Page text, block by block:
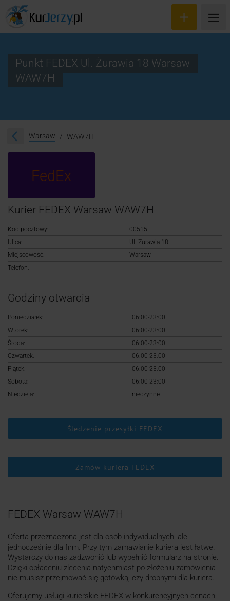
Śledzenie przesyłki
Logowanie
Punkt FEDEX Ul. Żurawia 18 Warsaw
WAW7H
Warsaw WAW7H
FedEx
Kurier FEDEX Warsaw WAW7H
Kod pocztowy:
00515
Ulica:
Ul. Żurawia 18
Miejscowość:
Warsaw
Telefon:
Godziny otwarcia
Poniedziałek:
06:00-23:00
Wtorek:
06:00-23:00
Środa:
06:00-23:00
Czwartek:
06:00-23:00
Piątek:
06:00-23:00
Sobota:
06:00-23:00
Niedziela:
nieczynne
Śledzenie przesyłki FEDEX
Zamów kuriera FEDEX
FEDEX Warsaw WAW7H
Oferta przeznaczona jest dla osób indywidualnych, ale
jednocześnie dla firm. Przy tym zamawianie kuriera jest łatwe.
Wystarczy do nas zadzwonić lub wypełnić formularz na stronie.
Dzięki opłaceniu zlecenia natychmiast po złożeniu zamówienia
nie musisz przejmować się gotówką, czy drobnymi dla kuriera.
Oferujemy usługi kurierskie FEDEX w konkurencyjnych cenach,